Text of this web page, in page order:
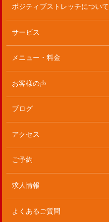
ポジティブストレッチについて
サービス
メニュー・料金
お客様の声
ブログ
アクセス
ご予約
求人情報
よくあるご質問